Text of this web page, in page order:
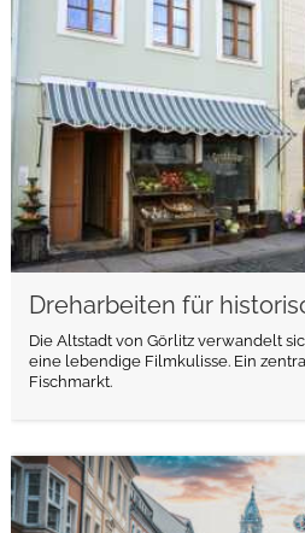
Dreharbeiten für
Die Altstadt von Görlitz verwandelt
eine lebendige Filmkulisse. Ein
Fischmarkt.
weiterlesen